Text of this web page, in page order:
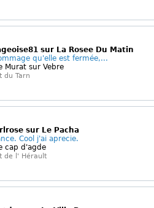
sur La Rosee Du Matin
qu'elle est fermée,...
Murat sur Vebre
du Tarn
sur Le Pacha
Cool j'ai aprecie.
cap d'agde
de l' Hérault